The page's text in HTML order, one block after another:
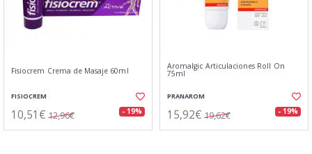
Fisiocrem Crema de Masaje 60ml
FISIOCREM
10,51€ 12,96€ - 19%
Aromalgic Articulaciones Roll On
75ml
PRANAROM
15,92€ 19,62€ - 19%